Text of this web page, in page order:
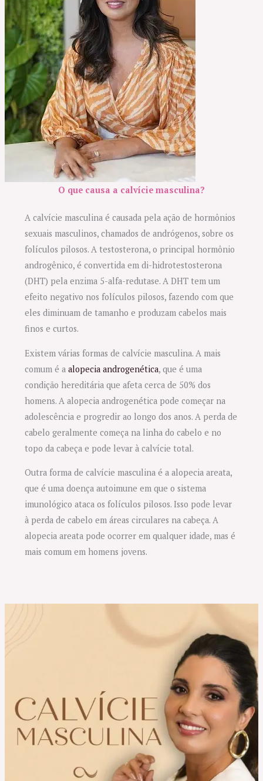
O que causa a calvície masculina?
A calvície masculina é causada pela ação de hormônios
sexuais masculinos, chamados de andrógenos, sobre os
folículos pilosos. A testosterona, o principal hormônio
androgênico, é convertida em di-hidrotestosterona
(DHT) pela enzima 5-alfa-redutase. A DHT tem um
efeito negativo nos folículos pilosos, fazendo com que
eles diminuam de tamanho e produzam cabelos mais
finos e curtos.
Existem várias formas de calvície masculina. A mais
comum é aalopecia androgenética, que é uma
condição hereditária que afeta cerca de 50% dos
homens. A alopecia androgenética pode começar na
adolescência e progredir ao longo dos anos. A perda de
cabelo geralmente começa na linha do cabelo e no
topo da cabeça e pode levar à calvície total.
Outra forma de calvície masculina é a alopecia areata,
que é uma doença autoimune em que o sistema
imunológico ataca os folículos pilosos. Isso pode levar
à perda de cabelo em áreas circulares na cabeça. A
alopecia areata pode ocorrer em qualquer idade, mas é
mais comum em homens jovens.